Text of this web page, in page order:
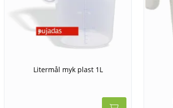
Litermål myk plast 1L